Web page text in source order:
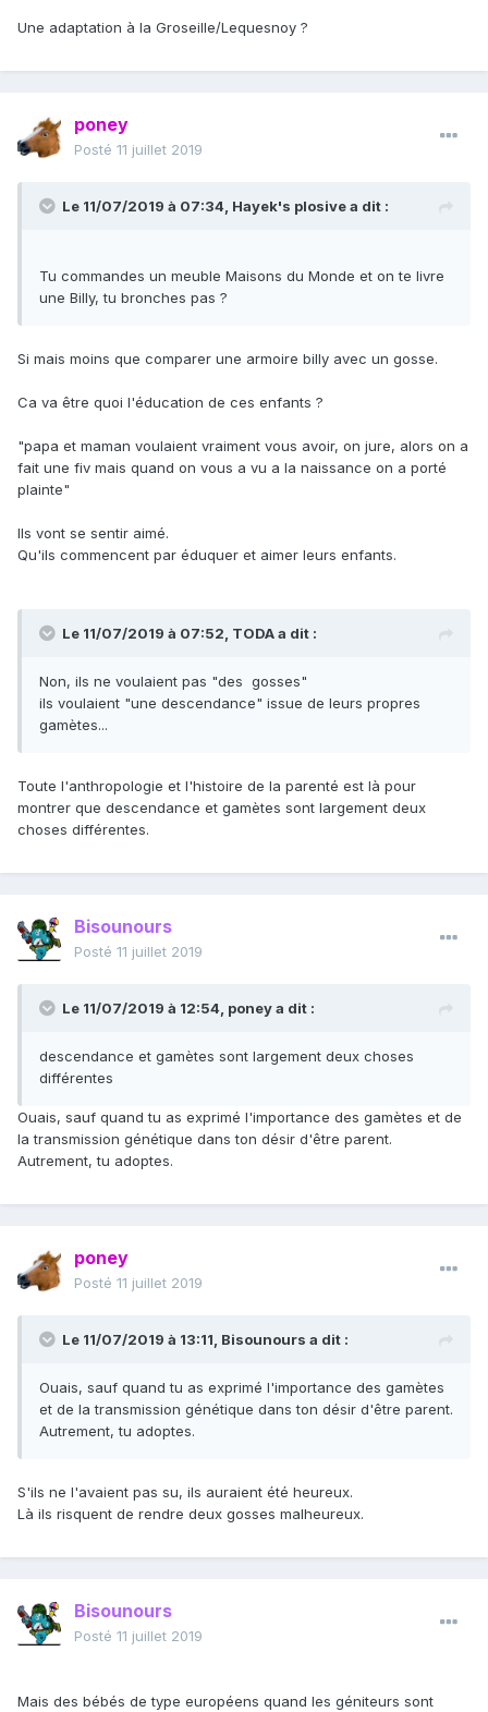
Une adaptation à la Groseille/Lequesnoy ?
poney
Posté 11 juillet 2019
Le 11/07/2019 à 07:34, Hayek's plosivea dit :
Tu commandes un meuble Maisons du Monde et on te livre
une Billy, tu bronches pas ?
Si mais moins que comparer une armoire billy avec un gosse.
Ca va être quoi l'éducation de ces enfants ?
"papa et maman voulaient vraiment vous avoir, on jure, alors on a
fait une fiv mais quand on vous a vu a la naissance on a porté
plainte"
Ils vont se sentir aimé.
Qu'ils commencent par éduquer et aimer leurs enfants.
Le 11/07/2019 à 07:52, TODAa dit :
Non, ils ne voulaient pas "des gosses"
ils voulaient "une descendance" issue de leurs propres
gamètes...
Toute l'anthropologie et l'histoire de la parenté est là pour
montrer que descendance et gamètes sont largement deux
choses différentes.
Bisounours
Posté 11 juillet 2019
Le 11/07/2019 à 12:54, poneya dit :
descendance et gamètes sont largement deux choses
différentes
Ouais, sauf quand tu as exprimé l'importance des gamètes et de
la transmission génétique dans ton désir d'être parent.
Autrement, tu adoptes.
poney
Posté 11 juillet 2019
Le 11/07/2019 à 13:11, Bisounours a dit :
Ouais, sauf quand tu as exprimé l'importance des gamètes
et de la transmission génétique dans ton désir d'être parent.
Autrement, tu adoptes.
S'ils ne l'avaient pas su, ils auraient été heureux.
Là ils risquent de rendre deux gosses malheureux.
Bisounours
Posté 11 juillet 2019
Mais des bébés de type européens quand les géniteurs sont